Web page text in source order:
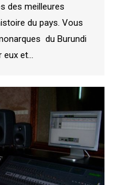
des meilleures
du pays. Vous
du Burundi
eux et…